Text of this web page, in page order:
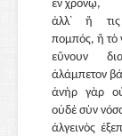
ἐν χρόνῳ,
ἀλλ᾽ ἤ
πομπός, ἢ τὸ
εὔνουν
ἀλάμπετον
ἁνὴρ γὰρ
οὐδὲ σὺν
ἀλγεινὸς